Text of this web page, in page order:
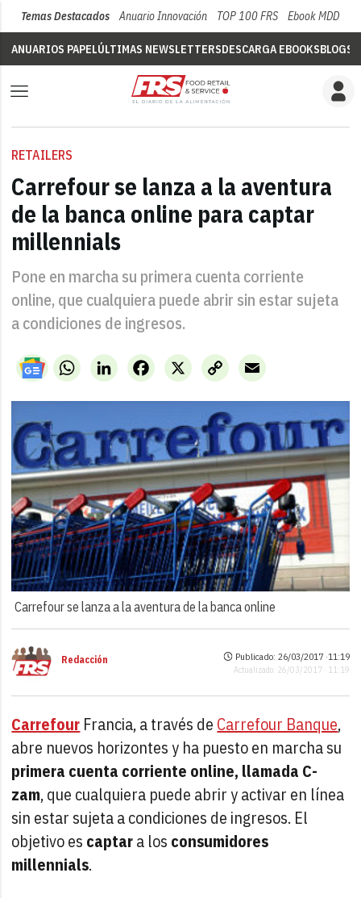
Temas Destacados Anuario Innovación TOP 100 FRS Ebook MDD
ANUARIOS PAPELÚLTIMAS NEWSLETTERSDESCARGA EBOOKSBLOGS
RETAILERS
Carrefour se lanza a la aventura
de la banca online para captar
millennials
Pone en marcha su primera cuenta corriente
online, que cualquiera puede abrir sin estar sujeta
a condiciones de ingresos.
WhatsAppLinkedIn X
Facebook
Copy
Link
Email
Carrefour se lanza a la aventura de la banca online
Redacción Publicado: 26/03/2017 ·11:19
Actualizado: 26/03/2017 · 11:19
Carrefour Francia, a través de Carrefour Banque,
abre nuevos horizontes y ha puesto en marcha su
primera cuenta corriente online, llamada C-
zam, que cualquiera puede abrir y activar en línea
sin estar sujeta a condiciones de ingresos. El
objetivo es captara los consumidores
millennials.